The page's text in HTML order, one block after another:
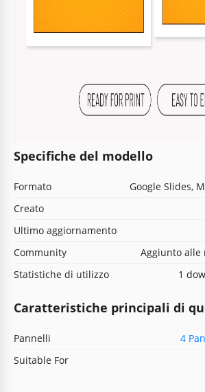
Specifiche del modello
Formato
Google Slides,
Creato
Ultimo aggiornamento
Community
Aggiunto alle
Statistiche di utilizzo
1
Caratteristiche principali di
Pannelli
4
Suitable For